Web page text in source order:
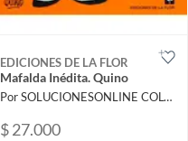
EDICIONES DE LA FLOR
Mafalda Inédita. Quino
Por SOLUCIONESONLINE COLOMBIA SAS
$ 27.000